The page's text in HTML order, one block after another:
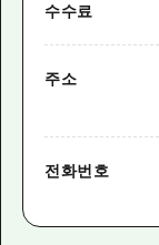
수수료
주소
전화번호